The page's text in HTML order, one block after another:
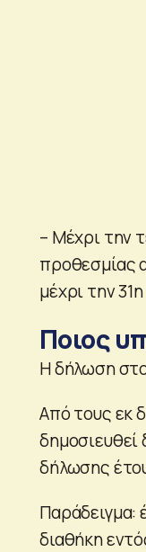
– Μέχρι την
προθεσμίας
μέχρι την
Ποιος
Η δήλωση
Από τους εκ
δημοσιευθεί
δήλωσης
Παράδειγμα:
διαθήκη